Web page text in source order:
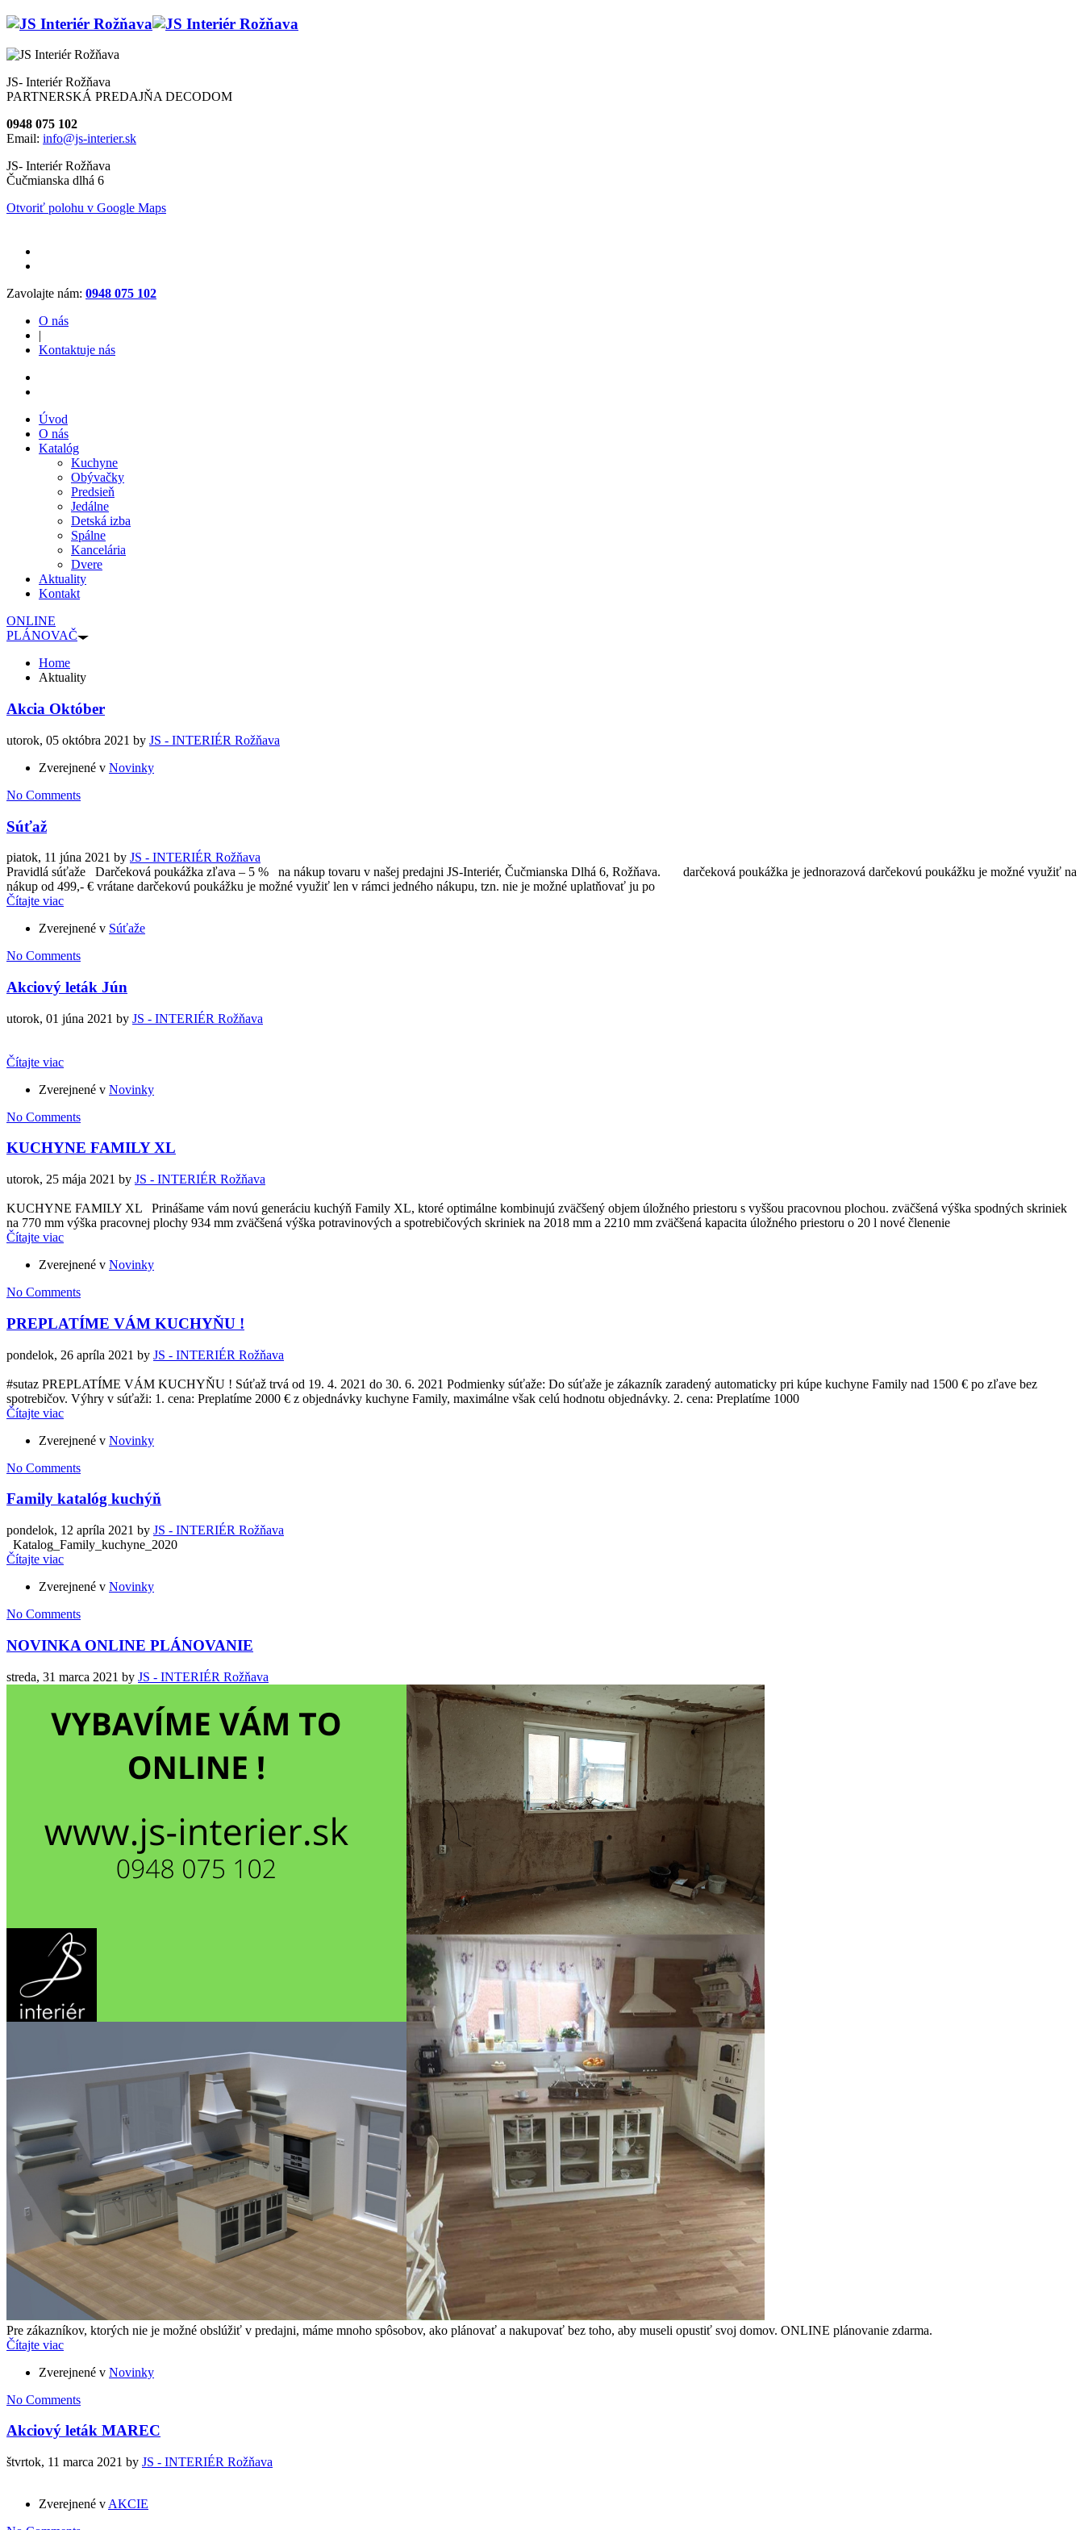
JS- Interiér Rožňava
PARTNERSKÁ PREDAJŇA DECODOM
0948 075 102
Email: info@js-interier.sk
JS- Interiér Rožňava
Čučmianska dlhá 6
Otvoriť polohu v Google Maps
Zavolajte nám: 0948 075 102
O nás
|
Kontaktuje nás
Úvod
O nás
Katalóg
Kuchyne
Obývačky
Predsieň
Jedálne
Detská izba
Spálne
Kancelária
Dvere
Aktuality
Kontakt
ONLINE
PLÁNOVAČ
Home
Aktuality
Akcia Október
utorok, 05 októbra 2021 by JS - INTERIÉR Rožňava
Zverejnené v Novinky
No Comments
Súťaž
piatok, 11 júna 2021 by JS - INTERIÉR Rožňava
Pravidlá súťaže Darčeková poukážka zľava – 5 % na nákup tovaru v našej predajni JS-Interiér, Čučmianska Dlhá 6, Rožňava. darčeková poukážka je jednorazová darčekovú poukážku je možné využiť na
nákup od 499,- € vrátane darčekovú poukážku je možné využiť len v rámci jedného nákupu, tzn. nie je možné uplatňovať ju po
Čítajte viac
Zverejnené v Súťaže
No Comments
Akciový leták Jún
utorok, 01 júna 2021 by JS - INTERIÉR Rožňava
Čítajte viac
Zverejnené v Novinky
No Comments
KUCHYNE FAMILY XL
utorok, 25 mája 2021 by JS - INTERIÉR Rožňava
KUCHYNE FAMILY XL Prinášame vám novú generáciu kuchýň Family XL, ktoré optimálne kombinujú zväčšený objem úložného priestoru s vyššou pracovnou plochou. zväčšená výška spodných skriniek
na 770 mm výška pracovnej plochy 934 mm zväčšená výška potravinových a spotrebičových skriniek na 2018 mm a 2210 mm zväčšená kapacita úložného priestoru o 20 l nové členenie
Čítajte viac
Zverejnené v Novinky
No Comments
PREPLATÍME VÁM KUCHYŇU !
pondelok, 26 apríla 2021 by JS - INTERIÉR Rožňava
#sutaz PREPLATÍME VÁM KUCHYŇU ! Súťaž trvá od 19. 4. 2021 do 30. 6. 2021 Podmienky súťaže: Do súťaže je zákazník zaradený automaticky pri kúpe kuchyne Family nad 1500 € po zľave bez
spotrebičov. Výhry v súťaži: 1. cena: Preplatíme 2000 € z objednávky kuchyne Family, maximálne však celú hodnotu objednávky. 2. cena: Preplatíme 1000
Čítajte viac
Zverejnené v Novinky
No Comments
Family katalóg kuchýň
pondelok, 12 apríla 2021 by JS - INTERIÉR Rožňava
Katalog_Family_kuchyne_2020
Čítajte viac
Zverejnené v Novinky
No Comments
NOVINKA ONLINE PLÁNOVANIE
streda, 31 marca 2021 by JS - INTERIÉR Rožňava
Pre zákazníkov, ktorých nie je možné obslúžiť v predajni, máme mnoho spôsobov, ako plánovať a nakupovať bez toho, aby museli opustiť svoj domov. ONLINE plánovanie zdarma.
Čítajte viac
Zverejnené v Novinky
No Comments
Akciový leták MAREC
štvrtok, 11 marca 2021 by JS - INTERIÉR Rožňava
Zverejnené v AKCIE